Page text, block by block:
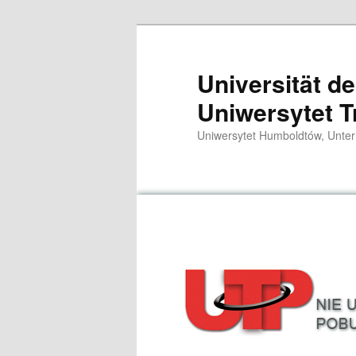
Universität
Uniwersytet
Uniwersytet Humboldtów,